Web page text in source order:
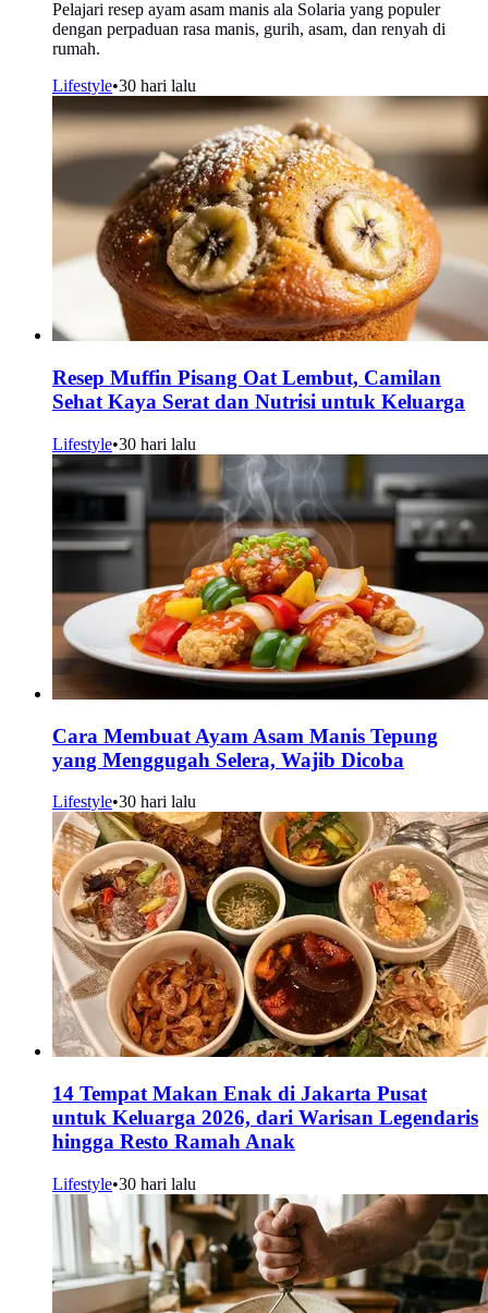
Pelajari resep ayam asam manis ala Solaria yang populer
dengan perpaduan rasa manis, gurih, asam, dan renyah di
rumah.
Lifestyle•30 hari lalu
Resep Muffin Pisang Oat Lembut, Camilan
Sehat Kaya Serat dan Nutrisi untuk Keluarga
Lifestyle•30 hari lalu
Cara Membuat Ayam Asam Manis Tepung
yang Menggugah Selera, Wajib Dicoba
Lifestyle•30 hari lalu
14 Tempat Makan Enak di Jakarta Pusat
untuk Keluarga 2026, dari Warisan Legendaris
hingga Resto Ramah Anak
Lifestyle•30 hari lalu